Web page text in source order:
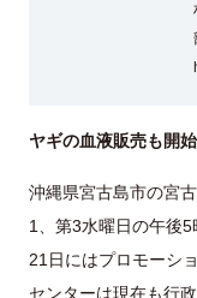
ヤギの血液販売も開始
沖縄県宮古島市の宮
1、第3水曜日の午後
21日にはプロモーシ
センターは現在も行